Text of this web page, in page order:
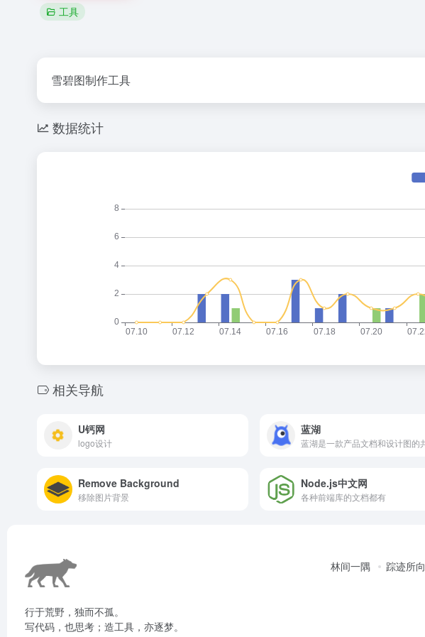
工具
雪碧图制作工具
数据统计
相关导航
U钙网
logo设计
蓝湖
Remove Background
移除图片背景
Node.js中文网
各种前端库的文档都有
行于荒野，独而不孤。
写代码，也思考；造工具，亦逐梦。
林间一隅 踪迹所向